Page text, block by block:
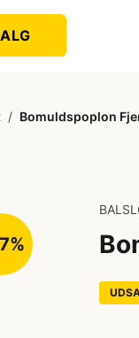
/ Bomuldspoplon